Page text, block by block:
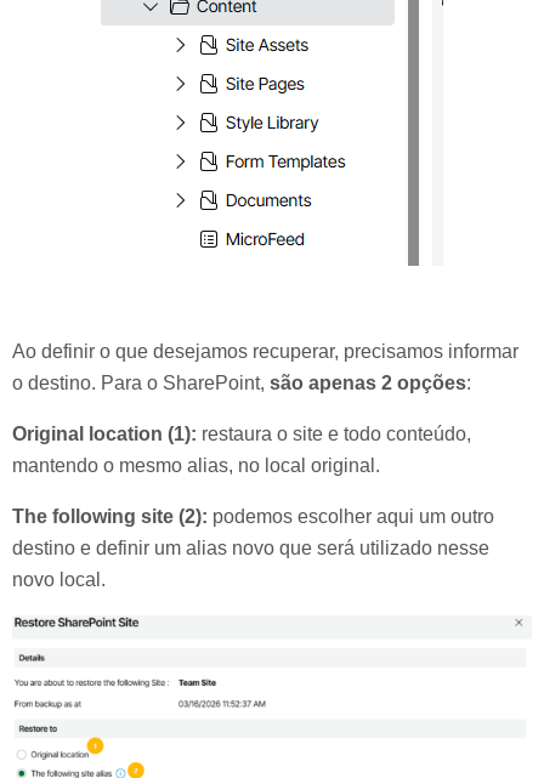
Ao definir o que desejamos recuperar, precisamos informar
o destino. Para o SharePoint, são apenas 2 opções:
Original location (1): restaura o site e todo conteúdo,
mantendo o mesmo alias, no local original.
The following site (2): podemos escolher aqui um outro
destino e definir um alias novo que será utilizado nesse
novo local.